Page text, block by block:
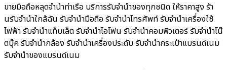
ขายมือถือหลุดจำนำท่าเรือ บริการรับจำนำของทุกชนิด ให้ราคาสูง ร้า
นรับจํานําใกล้ฉัน รับจำนำมือถือ รับจำนำโทรศัพท์ รับจำนำเครื่องใช้
ไฟฟ้า รับจำนำแท็บเล็ต รับจำนำไอโฟน รับจำนำคอมพิวเตอร์ รับจำนำโน๊
ตบุ๊ค รับจำนำกล้อง รับจำนำเครื่องประดับ รับจำนำกระเป๋าแบรนด์เนม
รับจำนำของแบรนด์เนม